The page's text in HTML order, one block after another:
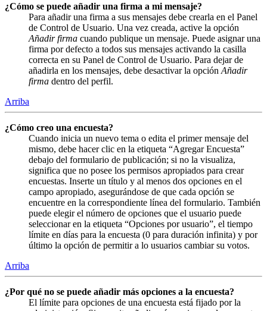
¿Cómo se puede añadir una firma a mi mensaje?
Para añadir una firma a sus mensajes debe crearla en el Panel
de Control de Usuario. Una vez creada, active la opción
Añadir firma cuando publique un mensaje. Puede asignar una
firma por defecto a todos sus mensajes activando la casilla
correcta en su Panel de Control de Usuario. Para dejar de
añadirla en los mensajes, debe desactivar la opción Añadir
firma dentro del perfil.
Arriba
¿Cómo creo una encuesta?
Cuando inicia un nuevo tema o edita el primer mensaje del
mismo, debe hacer clic en la etiqueta “Agregar Encuesta”
debajo del formulario de publicación; si no la visualiza,
significa que no posee los permisos apropiados para crear
encuestas. Inserte un título y al menos dos opciones en el
campo apropiado, asegurándose de que cada opción se
encuentre en la correspondiente línea del formulario. También
puede elegir el número de opciones que el usuario puede
seleccionar en la etiqueta “Opciones por usuario”, el tiempo
límite en días para la encuesta (0 para duración infinita) y por
último la opción de permitir a lo usuarios cambiar su votos.
Arriba
¿Por qué no se puede añadir más opciones a la encuesta?
El límite para opciones de una encuesta está fijado por la